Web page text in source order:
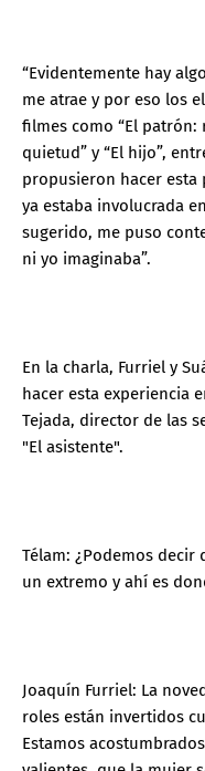
“Evidentemente hay
me atrae y por eso los
filmes como “El patrón:
quietud” y “El hijo”,
propusieron hacer esta
ya estaba involucrada
sugerido, me puso
ni yo imaginaba”.
En la charla, Furriel y
hacer esta experiencia
Tejada, director de las
"El asistente".
Télam: ¿Podemos decir
un extremo y ahí es
Joaquín Furriel: La
roles están invertidos
Estamos